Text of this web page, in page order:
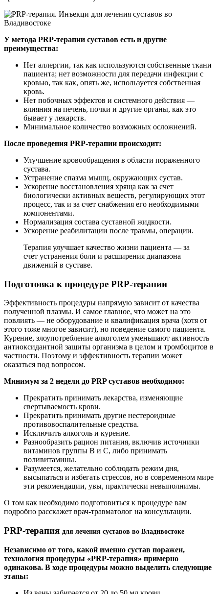
У метода PRP-терапии суставов есть и другие
преимущества:
Нет аллергии, так как используются собственные ткани
пациента; нет возможности для передачи инфекции с
кровью, так как, опять же, используется собственная
кровь.
Нет побочных эффектов и системного действия —
влияния на печень, почки и другие органы, как это
бывает у лекарств.
Минимальное количество возможных осложнений.
После проведения PRP-терапии происходит:
Улучшение кровообращения в области пораженного
сустава.
Устранение спазма мышц, окружающих сустав.
Ускорение восстановления хряща как за счет
биологически активных веществ, регулирующих этот
процесс, так и за счет снабжения его необходимыми
компонентами.
Нормализация состава суставной жидкости.
Ускорение реабилитации после травмы, операции.
Терапия улучшает качество жизни пациента — за
счет устранения боли и расширения диапазона
движений в суставе.
Подготовка к процедуре PRP-терапии
Эффективность процедуры напрямую зависит от качества
полученной плазмы. И самое главное, что может на это
повлиять — не оборудование и квалификация врача (хотя от
этого тоже многое зависит), но поведение самого пациента.
Курение, злоупотребление алкоголем уменьшают активность
антиоксидантной защиты организма в целом и тромбоцитов в
частности. Поэтому и эффективность терапии может
оказаться под вопросом.
Минимум за 2 недели до PRP суставов необходимо:
Прекратить принимать лекарства, изменяющие
свертываемость крови.
Прекратить принимать другие нестероидные
противовоспалительные средства.
Исключить алкоголь и курение.
Разнообразить рацион питания, включив источники
витаминов группы В и С, либо принимать
поливитамины.
Разумеется, желательно соблюдать режим дня,
высыпаться и избегать стрессов, но в современном мире
эти рекомендации, увы, практически невыполнимы.
О том как необходимо подготовиться к процедуре вам
подробно расскажет врач-травматолог на консультации.
PRP-терапия для лечения суставов во Владивостоке
Независимо от того, какой именно сустав поражен,
технология процедуры «PRP-терапия» примерно
одинакова. В ходе процедуры можно выделить следующие
этапы: